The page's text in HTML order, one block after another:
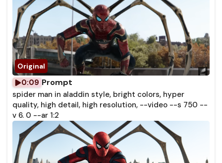
0:09 Prompt
spider man in aladdin style, bright colors, hyper
quality, high detail, high resolution, --video --s 750 --
v 6. 0 --ar 1:2